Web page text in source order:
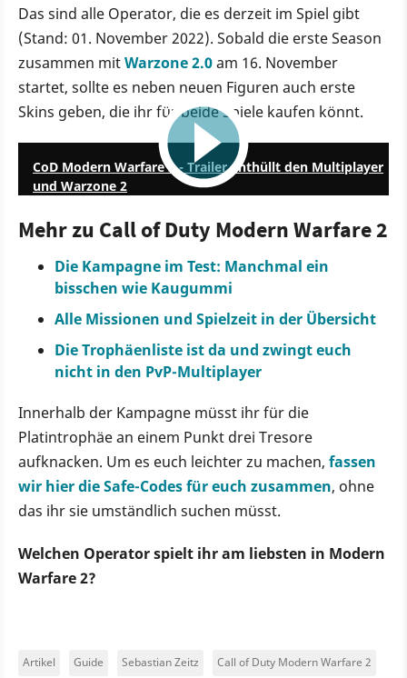
Das sind alle Operator, die es derzeit im Spiel gibt
(Stand: 01. November 2022). Sobald die erste Season
zusammen mitWarzone 2.0am 16. November
startet, sollte es neben neuen Figuren auch erste
Skins geben, die ihr für beide Spiele kaufen könnt.
CoD Modern Warfare 2 - Trailer enthüllt den Multiplayer
und Warzone 2
Mehr zu Call of Duty Modern Warfare 2
Die Kampagne im Test: Manchmal ein
bisschen wie Kaugummi
Alle Missionen und Spielzeit in der Übersicht
Die Trophäenliste ist da und zwingt euch
nicht in den PvP-Multiplayer
Innerhalb der Kampagne müsst ihr für die
Platintrophäe an einem Punkt drei Tresore
aufknacken. Um es euch leichter zu machen, fassen
wir hier die Safe-Codes für euch zusammen, ohne
das ihr sie umständlich suchen müsst.
Welchen Operator spielt ihr am liebsten in Modern
Warfare 2?
Artikel Guide Sebastian Zeitz Call of Duty Modern Warfare 2